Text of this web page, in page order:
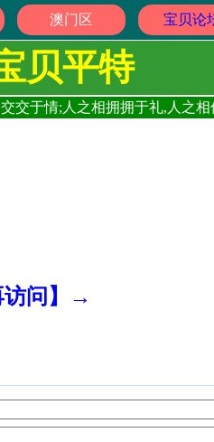
澳门区 宝贝论
贝平特
交于情;人之相拥拥于礼,人之
访问】→